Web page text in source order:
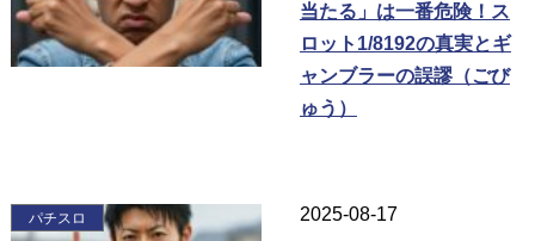
当たる」は一番危険！ス
ロット1/8192の真実とギ
ャンブラーの誤謬（ごび
ゅう）
パチスロ 2025-08-17